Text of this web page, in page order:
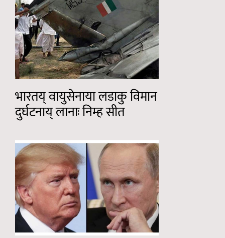
भारतय् वायुसेनाया लडाकु विमान
दुर्घटनाय् लानाः निम्ह सीत